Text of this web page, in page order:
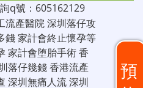
預
q號：605162129
流產醫院深圳落仔攻
錢家計會終止懷孕等
家計會堕胎手術香
落仔幾錢香港流產
深圳無痛人流深圳